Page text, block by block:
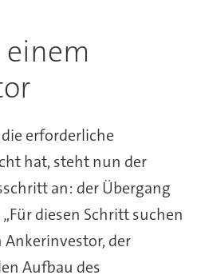
einem
erforderliche
hat, steht nun der
an: der Übergang
diesen Schritt suchen
der
Aufbau des